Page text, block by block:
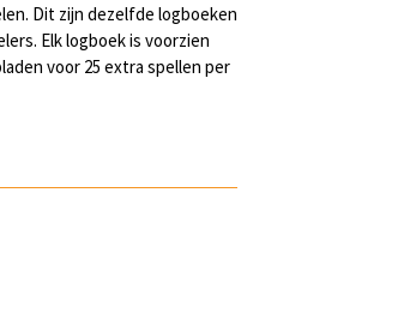
Dit zijn dezelfde logboeken
Elk logboek is voorzien
voor 25 extra spellen per